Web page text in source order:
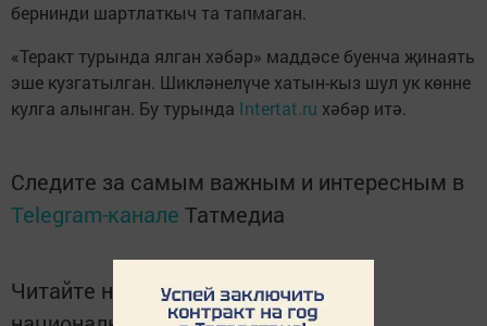
бернинди шартлаткыч та тапмаган.
«Теракт турында ялган хәбәр» маддәсе буенча җинаять
эше кузгатылган. Шикләнелүче хатын-кыз шул ук көнне
кулга алынган. Бу турында Intertat.ru хәбәр итә.
Следите за самым важным и интересным в
Telegram-канале Татмедиа
Читайте новости Татарстана в